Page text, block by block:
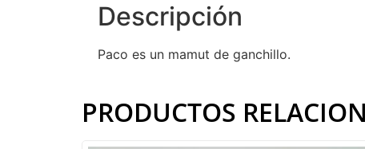
Descripción
Paco es un mamut de ganchillo.
PRODUCTOS